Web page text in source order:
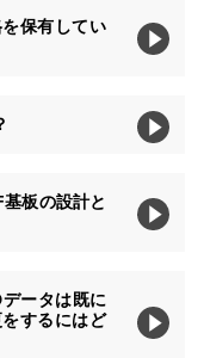
保有してい
板の設計と
ータは既に
するにはど